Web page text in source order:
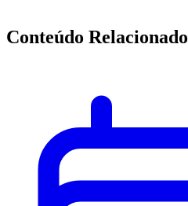
Conteúdo Relacionado